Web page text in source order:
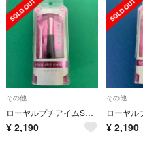
その他
ローヤルプチアイムSプラス 6ml w
¥ 2,190
その他
¥ 2,190